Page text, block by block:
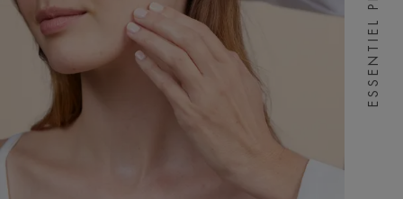
ESSENTIEL PLEJE